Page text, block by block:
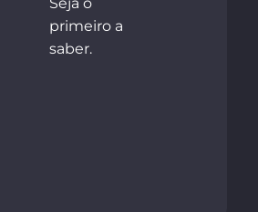
primeiro a
saber.